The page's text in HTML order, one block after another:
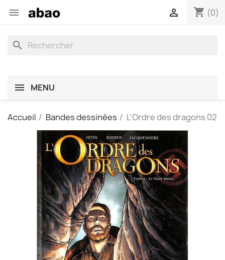
 shopping_cart (0)

search
MENU
Accueil Bandes dessinées L'Ordre des dragons 02